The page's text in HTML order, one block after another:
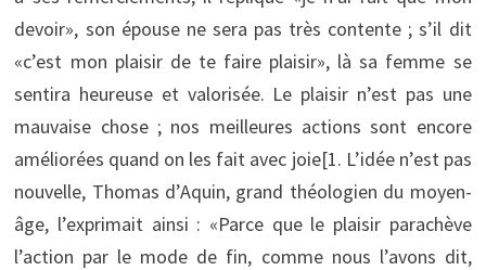
devoir», son épouse ne sera pas très contente ; s’il dit
«c’est mon plaisir de te faire plaisir», là sa femme se
sentira heureuse et valorisée. Le plaisir n’est pas une
mauvaise chose ; nos meilleures actions sont encore
améliorées quand on les fait avec joie[1. L’idée n’est pas
nouvelle, Thomas d’Aquin, grand théologien du moyen-
âge, l’exprimait ainsi : «Parce que le plaisir parachève
l’action par le mode de fin, comme nous l’avons dit,